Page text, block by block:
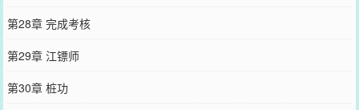
第28章 完成考核
第29章 江镖师
第30章 桩功